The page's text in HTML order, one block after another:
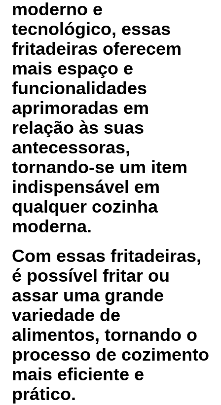
moderno e
tecnológico, essas
fritadeiras oferecem
mais espaço e
funcionalidades
aprimoradas em
relação às suas
antecessoras,
tornando-se um item
indispensável em
qualquer cozinha
moderna.
Com essas fritadeiras,
é possível fritar ou
assar uma grande
variedade de
alimentos, tornando o
processo de cozimento
mais eficiente e
prático.